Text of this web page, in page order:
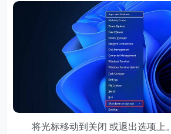
将光标移动到关闭 或退出选项上。